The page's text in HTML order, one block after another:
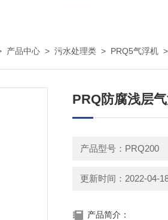
产品中心 > 污水处理类 > PRQ5气浮机 >
PRQ防腐浅层
产品型号：PRQ200
更新时间：2022-04-
产品简介：